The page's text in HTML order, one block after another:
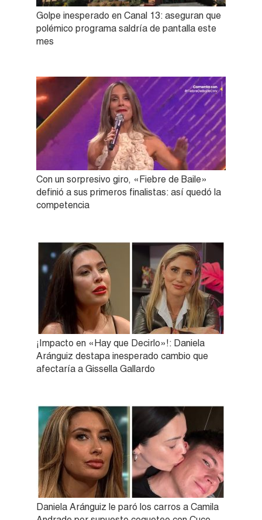
Golpe inesperado en Canal 13: aseguran que
polémico programa saldría de pantalla este
mes
Con un sorpresivo giro, «Fiebre de Baile»
definió a sus primeros finalistas: así quedó la
competencia
¡Impacto en «Hay que Decirlo»!: Daniela
Aránguiz destapa inesperado cambio que
afectaría a Gissella Gallardo
Daniela Aránguiz le paró los carros a Camila